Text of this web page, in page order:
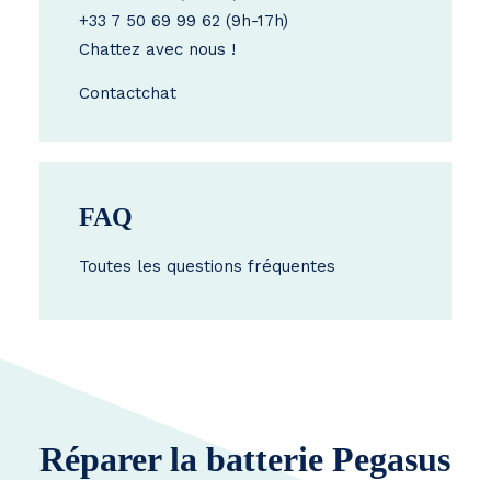
+33 7 50 69 99 62 (9h-17h)
Chattez avec nous !
Contactchat
FAQ
Toutes les questions fréquentes
Réparer la batterie Pegasus